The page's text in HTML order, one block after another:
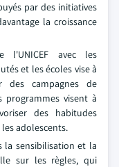
par des initiatives
la croissance
l'UNICEF avec les
et les écoles vise à
des campagnes de
programmes visent à
des habitudes
adolescents.
la sensibilisation et la
sur les règles, qui